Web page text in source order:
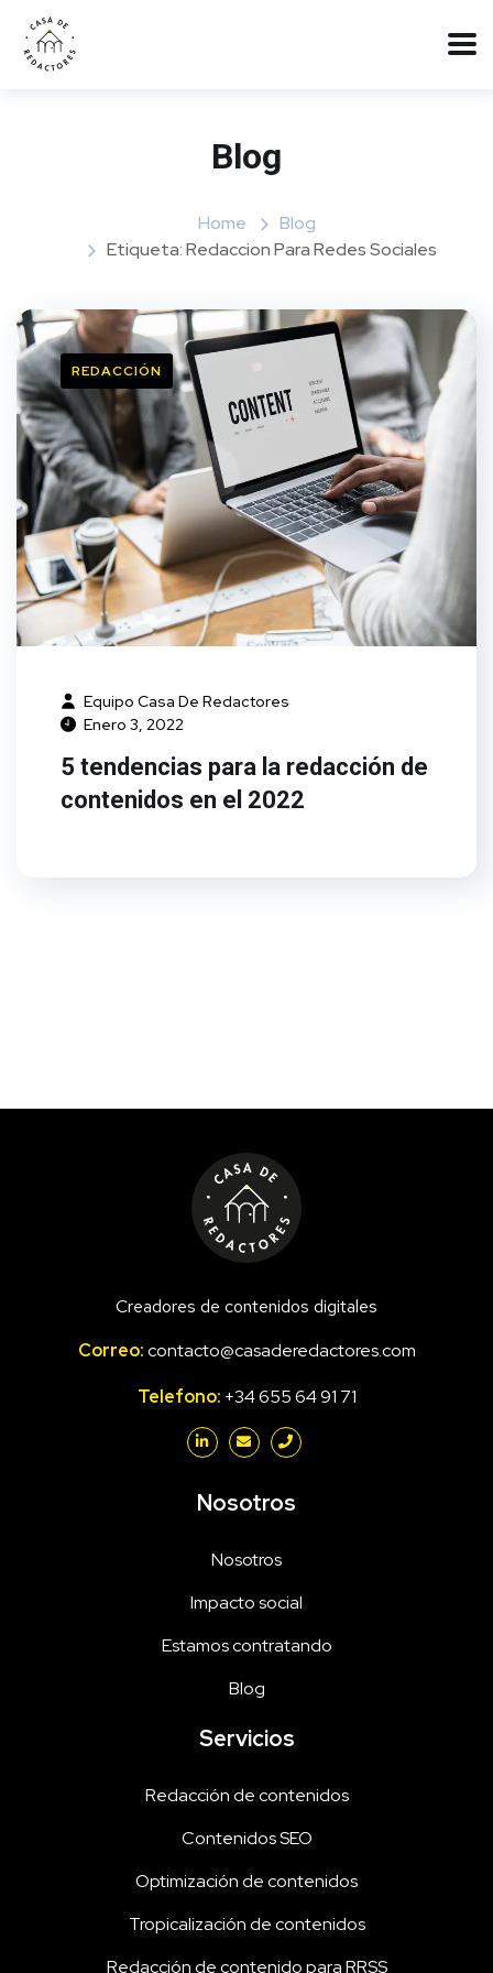
Blog
Home
Blog
Etiqueta: Redaccion Para Redes Sociales
REDACCIÓN
Equipo Casa De Redactores
Enero 3, 2022
5 tendencias para la redacción de
contenidos en el 2022
Creadores de contenidos digitales
Correo:contacto@casaderedactores.com
Telefono: +34 655 64 91 71
Nosotros
Nosotros
Impacto social
Estamos contratando
Blog
Servicios
Redacción de contenidos
Contenidos SEO
Optimización de contenidos
Tropicalización de contenidos
Redacción de contenido para RRSS